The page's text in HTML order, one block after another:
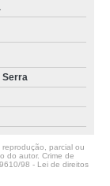
Serra
parcial ou
do autor. Crime de
98 - Lei de direitos